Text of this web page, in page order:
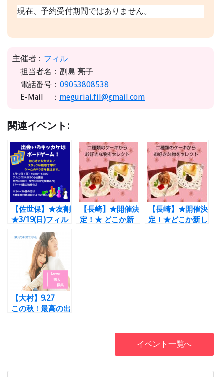
現在、予約受付期間ではありません。
主催者： フィル
担当者名：副島 亮子
電話番号： 09053808538
E-Mail ： meguriai.fil@gmail.com
関連イベント:
【佐世保】★友割
★3/19(日)フィル
＊ボードゲームコ
ンinアルカス
SASEBO 第一
部 男女とも
37~49歳
【長崎】★開催決
定！★ どこか新
【長崎】★開催決
定！★どこか新し
【大村】9.27
この秋！最高の出
挽きたてコーヒー
イベント一覧へ